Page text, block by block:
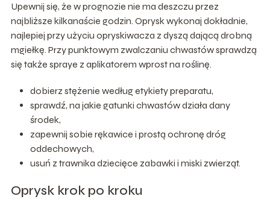
Upewnij się, że w prognozie nie ma deszczu przez
najbliższe kilkanaście godzin. Oprysk wykonaj dokładnie,
najlepiej przy użyciu opryskiwacza z dyszą dającą drobną
mgiełkę. Przy punktowym zwalczaniu chwastów sprawdzą
się także spraye z aplikatorem wprost na roślinę.
dobierz stężenie według etykiety preparatu,
sprawdź, na jakie gatunki chwastów działa dany
środek,
zapewnij sobie rękawice i prostą ochronę dróg
oddechowych,
usuń z trawnika dziecięce zabawki i miski zwierząt.
Oprysk krok po kroku